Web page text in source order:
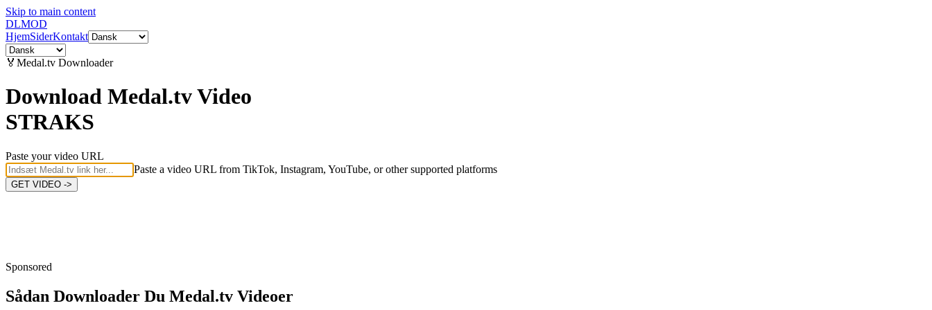
Skip to main content
DLMOD
HjemSiderKontakt
🏅 Medal.tv Downloader
Download Medal.tv Video
STRAKS
Paste your video URL
Paste a video URL from TikTok, Instagram, YouTube, or other supported platforms
GET VIDEO ->
Sponsored
Sådan Downloader Du Medal.tv Videoer